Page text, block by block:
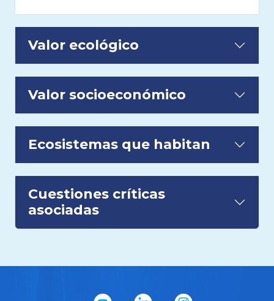
Valor ecológico
Valor socioeconómico
Ecosistemas que habitan
Cuestiones críticas
asociadas